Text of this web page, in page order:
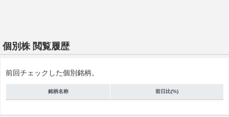
個別株 閲覧履歴
前回チェックした個別銘柄。
銘柄名称 前日比(%)